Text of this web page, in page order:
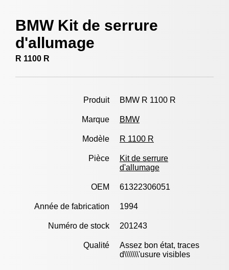
BMW Kit de serrure
d'allumage
R 1100 R
Produit BMW R 1100 R
Marque BMW
Modèle R 1100 R
Pièce
Kit de serrure
d'allumage
OEM 61322306051
Année de fabrication 1994
Numéro de stock 201243
Qualité
Assez bon état, traces
d\\\\\\\'usure visibles